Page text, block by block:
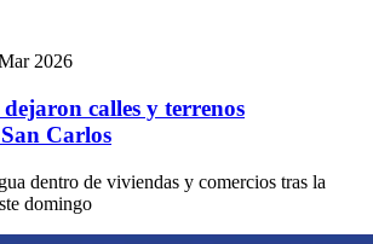
2026
calles y terrenos
Carlos
dentro de viviendas y comercios tras la
domingo